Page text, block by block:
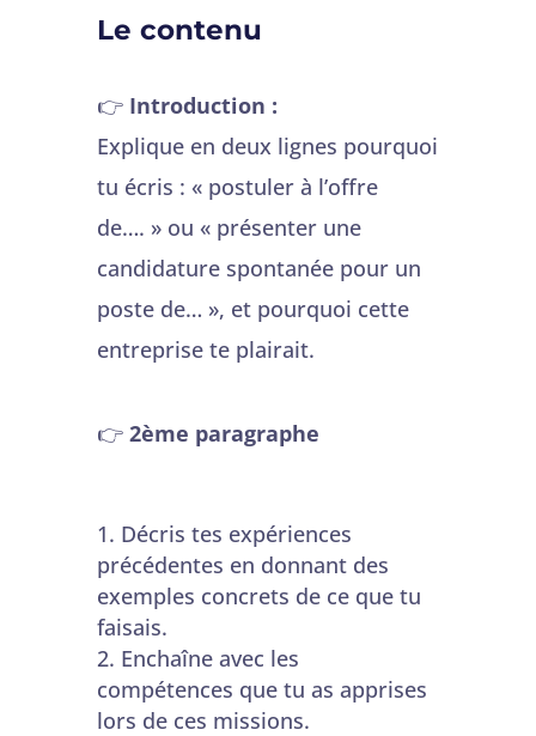
Le contenu
👉 Introduction :
Explique en deux lignes pourquoi
tu écris : « postuler à l’offre
de…. » ou « présenter une
candidature spontanée pour un
poste de… », et pourquoi cette
entreprise te plairait.
👉 2ème paragraphe
Décris tes expériences
précédentes en donnant des
exemples concrets de ce que tu
faisais.
Enchaîne avec les
compétences que tu as apprises
lors de ces missions.